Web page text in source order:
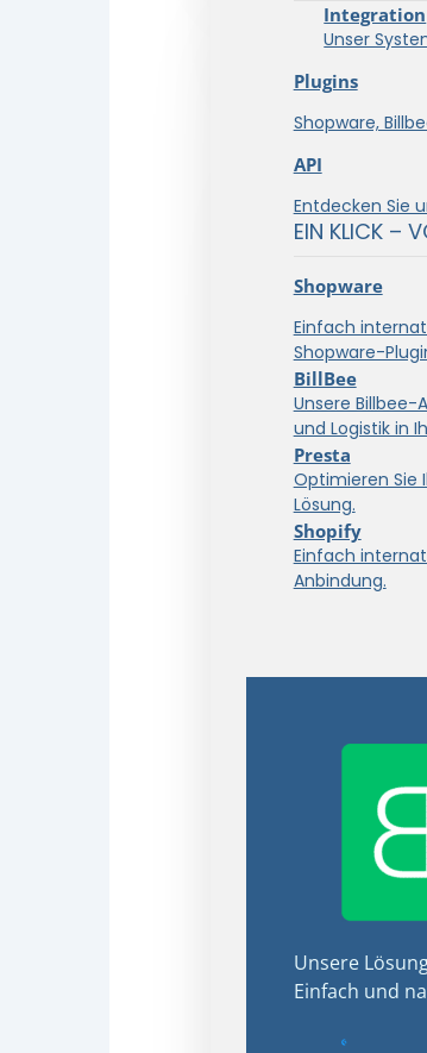
Integration
Unser
Plugins
Shopware,
API
Entdecken Sie
EIN KLICK –
Shopware
Einfach
Shopware-
BillBee
Unsere Billbee-
und Logistik in
Presta
Optimieren Sie
Lösung.
Shopify
Einfach
Anbindung.
Unsere
Einfach und